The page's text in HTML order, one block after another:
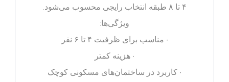
۴ تا ۸ طبقه انتخاب رایجی محسوب می‌شود.
ویژگی‌ها:
• مناسب برای ظرفیت ۴ تا ۶ نفر
• هزینه کمتر
• کاربرد در ساختمان‌های مسکونی کوچک